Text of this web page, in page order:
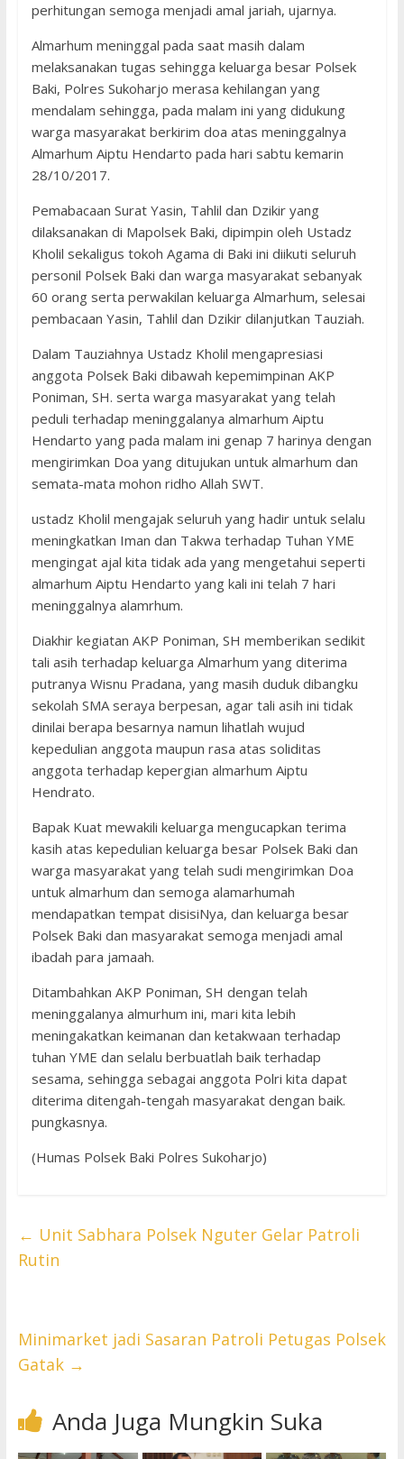
perhitungan semoga menjadi amal jariah, ujarnya.
Almarhum meninggal pada saat masih dalam
melaksanakan tugas sehingga keluarga besar Polsek
Baki, Polres Sukoharjo merasa kehilangan yang
mendalam sehingga, pada malam ini yang didukung
warga masyarakat berkirim doa atas meninggalnya
Almarhum Aiptu Hendarto pada hari sabtu kemarin
28/10/2017.
Pemabacaan Surat Yasin, Tahlil dan Dzikir yang
dilaksanakan di Mapolsek Baki, dipimpin oleh Ustadz
Kholil sekaligus tokoh Agama di Baki ini diikuti seluruh
personil Polsek Baki dan warga masyarakat sebanyak
60 orang serta perwakilan keluarga Almarhum, selesai
pembacaan Yasin, Tahlil dan Dzikir dilanjutkan Tauziah.
Dalam Tauziahnya Ustadz Kholil mengapresiasi
anggota Polsek Baki dibawah kepemimpinan AKP
Poniman, SH. serta warga masyarakat yang telah
peduli terhadap meninggalanya almarhum Aiptu
Hendarto yang pada malam ini genap 7 harinya dengan
mengirimkan Doa yang ditujukan untuk almarhum dan
semata-mata mohon ridho Allah SWT.
ustadz Kholil mengajak seluruh yang hadir untuk selalu
meningkatkan Iman dan Takwa terhadap Tuhan YME
mengingat ajal kita tidak ada yang mengetahui seperti
almarhum Aiptu Hendarto yang kali ini telah 7 hari
meninggalnya alamrhum.
Diakhir kegiatan AKP Poniman, SH memberikan sedikit
tali asih terhadap keluarga Almarhum yang diterima
putranya Wisnu Pradana, yang masih duduk dibangku
sekolah SMA seraya berpesan, agar tali asih ini tidak
dinilai berapa besarnya namun lihatlah wujud
kepedulian anggota maupun rasa atas soliditas
anggota terhadap kepergian almarhum Aiptu
Hendrato.
Bapak Kuat mewakili keluarga mengucapkan terima
kasih atas kepedulian keluarga besar Polsek Baki dan
warga masyarakat yang telah sudi mengirimkan Doa
untuk almarhum dan semoga alamarhumah
mendapatkan tempat disisiNya, dan keluarga besar
Polsek Baki dan masyarakat semoga menjadi amal
ibadah para jamaah.
Ditambahkan AKP Poniman, SH dengan telah
meninggalanya almurhum ini, mari kita lebih
meningakatkan keimanan dan ketakwaan terhadap
tuhan YME dan selalu berbuatlah baik terhadap
sesama, sehingga sebagai anggota Polri kita dapat
diterima ditengah-tengah masyarakat dengan baik.
pungkasnya.
(Humas Polsek Baki Polres Sukoharjo)
← Unit Sabhara Polsek Nguter Gelar Patroli
Rutin
Minimarket jadi Sasaran Patroli Petugas Polsek
Gatak →
Anda Juga Mungkin Suka